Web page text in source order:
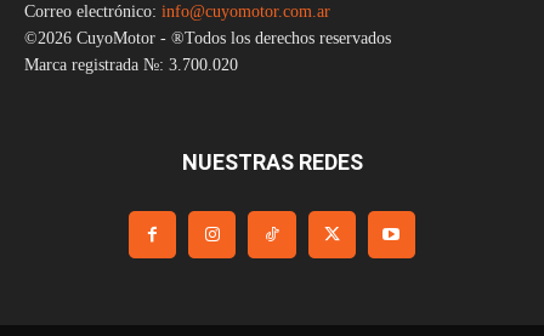
Correo electrónico: info@cuyomotor.com.ar
©2026 CuyoMotor - ®Todos los derechos reservados
Marca registrada №: 3.700.020
NUESTRAS REDES